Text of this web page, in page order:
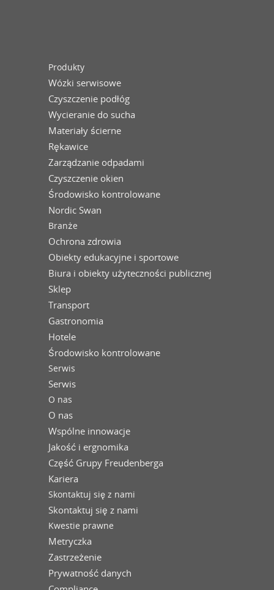
Produkty
Wózki serwisowe
Czyszczenie podłóg
Wycieranie do sucha
Materiały ścierne
Rękawice
Zarządzanie odpadami
Czyszczenie okien
Środowisko kontrolowane
Nordic Swan
Branże
Ochrona zdrowia
Obiekty edukacyjne i sportowe
Biura i obiekty użyteczności publicznej
Sklep
Transport
Gastronomia
Hotele
Środowisko kontrolowane
Serwis
Serwis
O nas
O nas
Wspólne innowacje
Jakość i ergnomika
Część Grupy Freudenberga
Kariera
Skontaktuj się z nami
Skontaktuj się z nami
Kwestie prawne
Metryczka
Zastrzeżenie
Prywatność danych